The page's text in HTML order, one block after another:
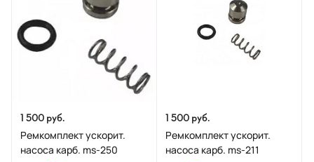
1 500 руб.
Ремкомплект ускорит.
насоса карб. ms-250
1 500 руб.
Ремкомплект ускорит.
насоса карб. ms-211